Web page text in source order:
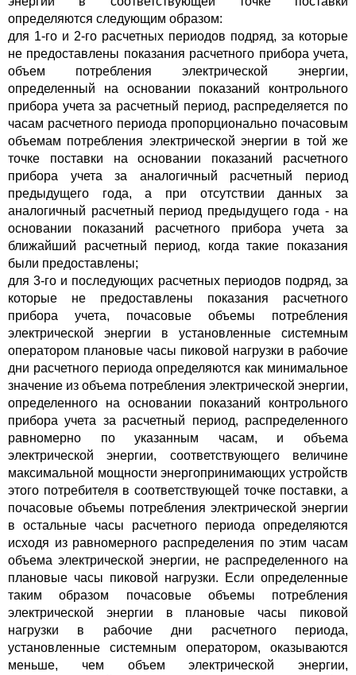
определяются следующим образом:
для 1-го и 2-го расчетных периодов подряд, за которые
не предоставлены показания расчетного прибора учета,
объем потребления электрической энергии,
определенный на основании показаний контрольного
прибора учета за расчетный период, распределяется по
часам расчетного периода пропорционально почасовым
объемам потребления электрической энергии в той же
точке поставки на основании показаний расчетного
прибора учета за аналогичный расчетный период
предыдущего года, а при отсутствии данных за
аналогичный расчетный период предыдущего года - на
основании показаний расчетного прибора учета за
ближайший расчетный период, когда такие показания
были предоставлены;
для 3-го и последующих расчетных периодов подряд, за
которые не предоставлены показания расчетного
прибора учета, почасовые объемы потребления
электрической энергии в установленные системным
оператором плановые часы пиковой нагрузки в рабочие
дни расчетного периода определяются как минимальное
значение из объема потребления электрической энергии,
определенного на основании показаний контрольного
прибора учета за расчетный период, распределенного
равномерно по указанным часам, и объема
электрической энергии, соответствующего величине
максимальной мощности энергопринимающих устройств
этого потребителя в соответствующей точке поставки, а
почасовые объемы потребления электрической энергии
в остальные часы расчетного периода определяются
исходя из равномерного распределения по этим часам
объема электрической энергии, не распределенного на
плановые часы пиковой нагрузки. Если определенные
таким образом почасовые объемы потребления
электрической энергии в плановые часы пиковой
нагрузки в рабочие дни расчетного периода,
установленные системным оператором, оказываются
меньше, чем объем электрической энергии,